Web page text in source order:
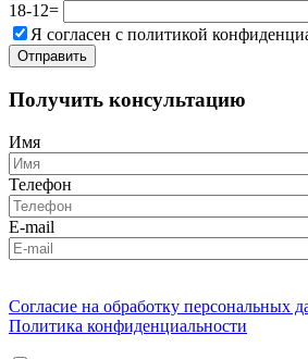
18-12=
Я согласен с политикой
Получить консультацию
Имя
Телефон
E-mail
Согласие на обработку персональных
Политика конфиденциальности